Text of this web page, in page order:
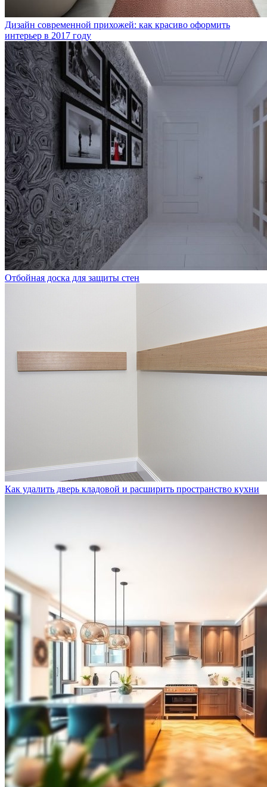
Дизайн современной прихожей: как красиво оформить
интерьер в 2017 году
Отбойная доска для защиты стен
Как удалить дверь кладовой и расширить пространство кухни